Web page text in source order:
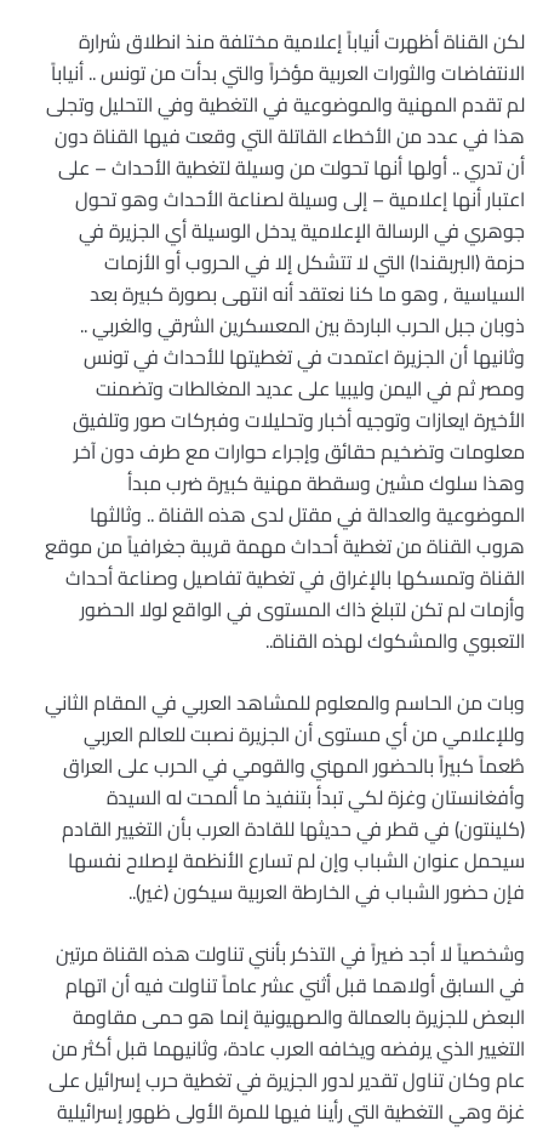
لكن القناة أظهرت أنياباً إعلامية مختلفة منذ انطلاق شرارة
الانتفاضات والثورات العربية مؤخراً والتي بدأت من تونس .. أنياباً
لم تقدم المهنية والموضوعية في التغطية وفي التحليل وتجلى
هذا في عدد من الأخطاء القاتلة التي وقعت فيها القناة دون
أن تدري .. أولها أنها تحولت من وسيلة لتغطية الأحداث – على
اعتبار أنها إعلامية – إلى وسيلة لصناعة الأحداث وهو تحول
جوهري في الرسالة الإعلامية يدخل الوسيلة أي الجزيرة في
حزمة (البربقندا) التي لا تتشكل إلا في الحروب أو الأزمات
السياسية , وهو ما كنا نعتقد أنه انتهى بصورة كبيرة بعد
ذوبان جبل الحرب الباردة بين المعسكرين الشرقي والغربي ..
وثانيها أن الجزيرة اعتمدت في تغطيتها للأحداث في تونس
ومصر ثم في اليمن وليبيا على عديد المغالطات وتضمنت
الأخيرة ايعازات وتوجيه أخبار وتحليلات وفبركات صور وتلفيق
معلومات وتضخيم حقائق وإجراء حوارات مع طرف دون آخر
وهذا سلوك مشين وسقطة مهنية كبيرة ضرب مبدأ
الموضوعية والعدالة في مقتل لدى هذه القناة .. وثالثها
هروب القناة من تغطية أحداث مهمة قريبة جغرافياً من موقع
القناة وتمسكها بالإغراق في تغطية تفاصيل وصناعة أحداث
وأزمات لم تكن لتبلغ ذاك المستوى في الواقع لولا الحضور
التعبوي والمشكوك لهذه القناة..
وبات من الحاسم والمعلوم للمشاهد العربي في المقام الثاني
وللإعلامي من أي مستوى أن الجزيرة نصبت للعالم العربي
طُعماً كبيراً بالحضور المهني والقومي في الحرب على العراق
وأفغانستان وغزة لكي تبدأ بتنفيذ ما ألمحت له السيدة
(كلينتون) في قطر في حديثها للقادة العرب بأن التغيير القادم
سيحمل عنوان الشباب وإن لم تسارع الأنظمة لإصلاح نفسها
فإن حضور الشباب في الخارطة العربية سيكون (غير)..
وشخصياً لا أجد ضيراً في التذكر بأنني تناولت هذه القناة مرتين
في السابق أولاهما قبل أثني عشر عاماً تناولت فيه أن اتهام
البعض للجزيرة بالعمالة والصهيونية إنما هو حمى مقاومة
التغيير الذي يرفضه ويخافه العرب عادة، وثانيهما قبل أكثر من
عام وكان تناول تقدير لدور الجزيرة في تغطية حرب إسرائيل على
غزة وهي التغطية التي رأينا فيها للمرة الأولى ظهور إسرائيلية